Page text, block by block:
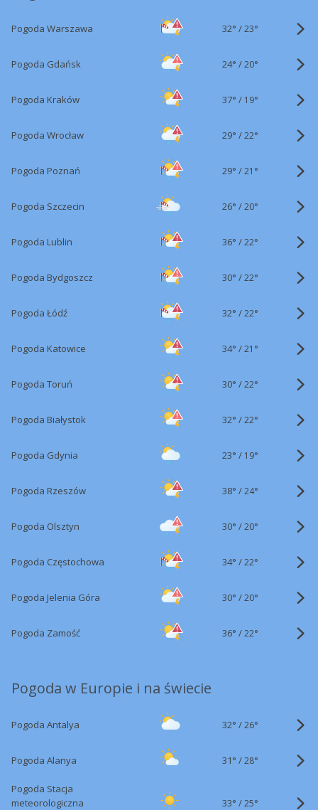
Pogoda Warszawa 32° /23°
Pogoda Gdańsk 24° /20°
Pogoda Kraków 37° / 19°
Pogoda Wrocław 29° /22°
Pogoda Poznań 29° /21°
Pogoda Szczecin 26° /20°
Pogoda Lublin 36° /22°
Pogoda Bydgoszcz 30° /22°
Pogoda Łódź 32° /22°
Pogoda Katowice 34° /21°
Pogoda Toruń 30° /22°
Pogoda Białystok 32° /22°
Pogoda Gdynia 23° / 19°
Pogoda Rzeszów 38° /24°
Pogoda Olsztyn 30° /20°
Pogoda Częstochowa 34° /22°
Pogoda Jelenia Góra 30° /20°
Pogoda Zamość 36° /22°
Pogoda w Europie i na świecie
Pogoda Antalya 32° /26°
Pogoda Alanya 31° /28°
Pogoda Stacja
meteorologiczna
33° /25°